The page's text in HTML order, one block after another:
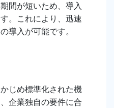
間が短いため、導入
。これにより、迅速
導入が可能です。
じめ標準化された機
企業独自の要件に合